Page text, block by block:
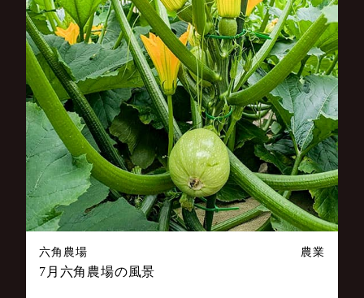
六角農場 農業
7月六角農場の風景